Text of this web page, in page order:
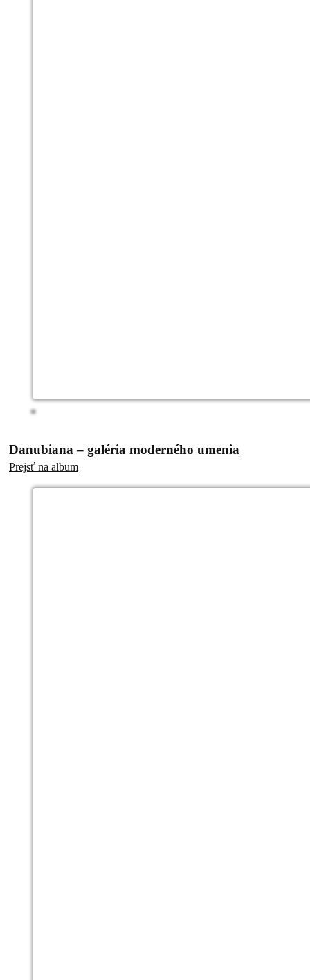
Danubiana – galéria moderného umenia
Prejsť na album